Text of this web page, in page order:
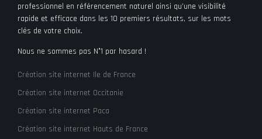
professionnel en référencement naturel ainsi qu’une visibilité
rapide et efficace dans les 10 premiers résultats, sur les mots
clés de votre choix.
Nous ne sommes pas N°1 par hasard !
Création site internet Ile de France
Création site internet Occitanie
Création site internet Paca
Création site internet Hauts de France